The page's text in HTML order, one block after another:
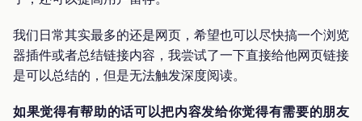
我们日常其实最多的还是网页，希望也可以尽快搞一个浏览
器插件或者总结链接内容，我尝试了一下直接给他网页链接
是可以总结的，但是无法触发深度阅读。
如果觉得有帮助的话可以把内容发给你觉得有需要的朋友